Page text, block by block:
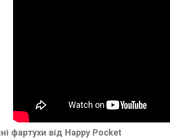
фартухи від Happy Pocket